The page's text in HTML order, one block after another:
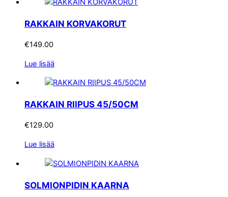
RAKKAIN KORVAKORUT
€149.00
Lue lisää
RAKKAIN RIIPUS 45/50CM
€129.00
Lue lisää
SOLMIONPIDIN KAARNA